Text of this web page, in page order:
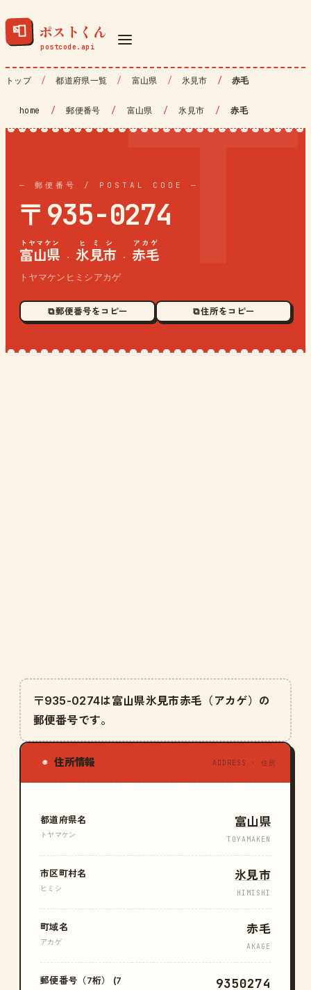
📮 ポストくん
トップ 都道府県一覧 富山県 氷見市 赤毛
home / 郵便番号 / 富山県 / 氷見市 / 赤毛
— 郵便番号 / POSTAL CODE —
〒935-0274
富山県
トヤマケン
· 氷見市
ヒミシ
· 赤毛
アカゲ
トヤマケンヒミシアカゲ
⧉ 郵便番号をコピー ⧉ 住所をコピー
〒935-0274は富山県氷見市赤毛（アカゲ）の
郵便番号です。
◉ 住所情報 ADDRESS · 住所
都道府県名
トヤマケン
富山県
TOYAMAKEN
市区町村名
ヒミシ
氷見市
HIMISHI
町域名
アカゲ
赤毛
AKAGE
郵便番号（7桁） (7
9350274